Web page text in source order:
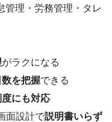
管理・労務管理・タレ
がラクになる
を把握できる
にも対応
面設計で説明書いらず